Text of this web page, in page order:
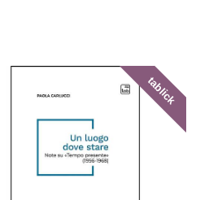
tablick